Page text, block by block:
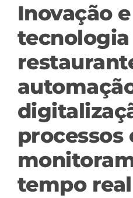
Inovação e
processos
tempo real